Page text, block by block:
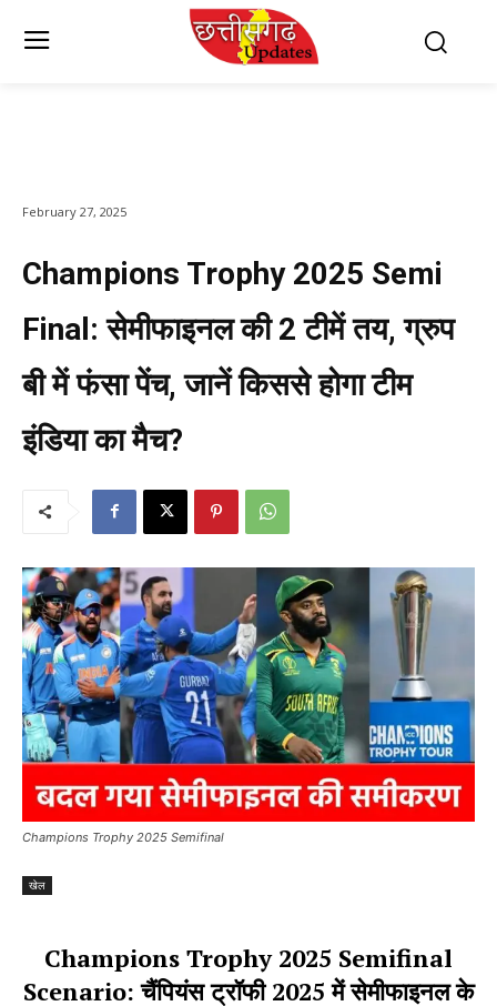
February 27, 2025
Champions Trophy 2025 Semi
Final: सेमीफाइनल की 2 टीमें तय, ग्रुप
बी में फंसा पेंच, जानें किससे होगा टीम
इंडिया का मैच?
Champions Trophy 2025 Semifinal
खेल
Champions Trophy 2025 Semifinal
Scenario: चैंपियंस ट्रॉफी 2025 में सेमीफाइनल के